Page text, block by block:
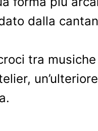
dalla
tra